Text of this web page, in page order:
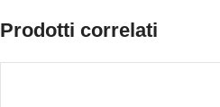
Prodotti correlati